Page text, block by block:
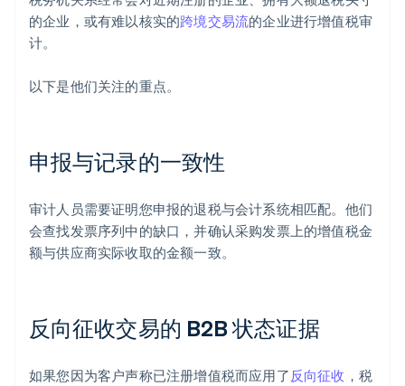
的企业，或有难以核实的跨境交易流的企业进行增值税审
计。
以下是他们关注的重点。
申报与记录的一致性
审计人员需要证明您申报的退税与会计系统相匹配。他们
会查找发票序列中的缺口，并确认采购发票上的增值税金
额与供应商实际收取的金额一致。
反向征收交易的 B2B 状态证据
如果您因为客户声称已注册增值税而应用了反向征收 ，税